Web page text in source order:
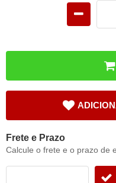
Frete e Prazo
Calcule o frete e o prazo de